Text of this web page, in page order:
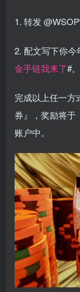
1. 转发
2. 配文写下你今
金手链我来了#。
完成以上任一方
券』，奖励将于
账户中。